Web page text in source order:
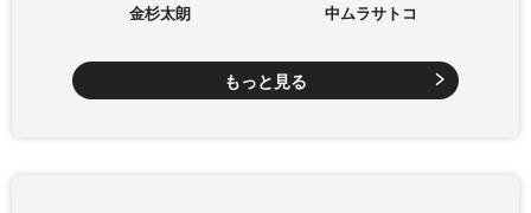
金杉太朗 中ムラサトコ
もっと見る